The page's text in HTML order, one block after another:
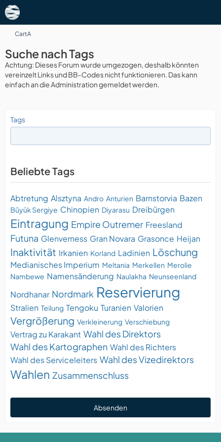
CartA
Suche nach Tags
Achtung: Dieses Forum wurde umgezogen, deshalb könnten
vereinzelt Links und BB-Codes nicht funktionieren. Das kann
einfach an die Administration gemeldet werden.
Tags
Beliebte Tags
Abtretung Alsztyna Andro Anturien Barnstorvia Bazen
Büyük Sergiye Chinopien Diyarasu Dreibürgen
Eintragung Empire Outremer Freesland
Futuna Glenverness Gran Novara Grasonce Heijan
Inaktivität Irkanien Korland Ladinien Löschung
Medianisches Imperium Meltania Merkellen Merolie
Nambewe Namensänderung Naulakha Neunseenland
Nordhanar Nordmark Reservierung
Stralien Teilung Tengoku Turanien Valorien
Vergrößerung Verkleinerung Verschiebung
Vertrag zu Karakant Wahl des Direktors
Wahl des Kartographen Wahl des Richters
Wahl des Serviceleiters Wahl des Vizedirektors
Wahlen Zusammenschluss